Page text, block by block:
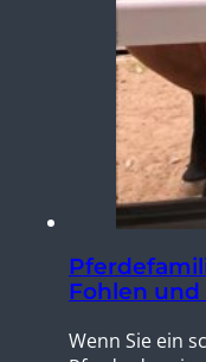
Fohlen
Wenn Sie ein